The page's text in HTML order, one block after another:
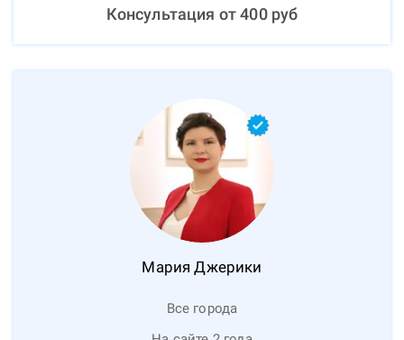
Консультация от400руб
Мария Джерики
Все города